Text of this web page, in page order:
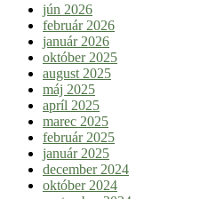
jún 2026
február 2026
január 2026
október 2025
august 2025
máj 2025
apríl 2025
marec 2025
február 2025
január 2025
december 2024
október 2024